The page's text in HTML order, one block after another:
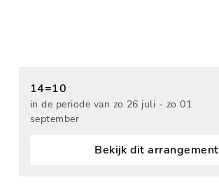
14=10
in de periode van zo 26 juli - zo 01
september
Bekijk dit arrangement